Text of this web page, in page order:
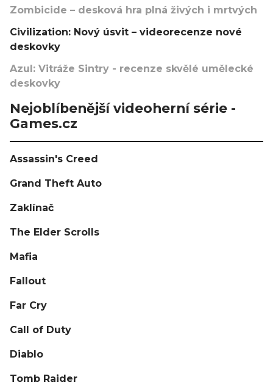
Zombicide – desková hra plná živých i mrtvých
Civilization: Nový úsvit – videorecenze nové
deskovky
Azul: Vitráže Sintry - recenze skvělé umělecké
deskovky
Nejoblíbenější videoherní série -
Games.cz
Assassin's Creed
Grand Theft Auto
Zaklínač
The Elder Scrolls
Mafia
Fallout
Far Cry
Call of Duty
Diablo
Tomb Raider